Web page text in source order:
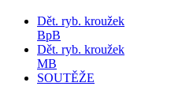
Dět. ryb. kroužek
BpB
Dět. ryb. kroužek
MB
SOUTĚŽE